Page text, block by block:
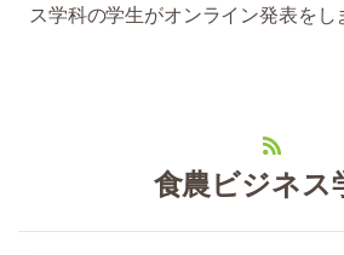
ス学科の学生がオンライン発表をし
食農ビジネス